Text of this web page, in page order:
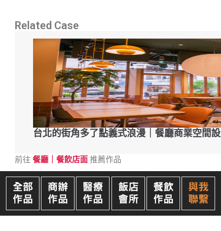
Related Case
台北的街角多了點義式浪漫｜餐廳商業空間
前往 餐廳｜餐飲店面 推薦作品